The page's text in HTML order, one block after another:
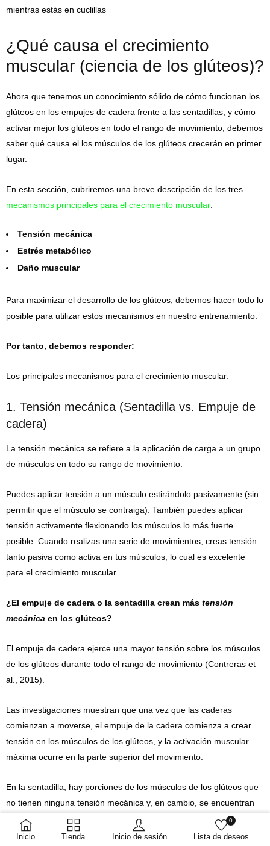
Inicio Tienda Inicio de sesión Lista de deseos
0
mientras estás en cuclillas
¿Qué causa el crecimiento
muscular (ciencia de los glúteos)?
Ahora que tenemos un conocimiento sólido de cómo funcionan los
glúteos en los empujes de cadera frente a las sentadillas, y cómo
activar mejor los glúteos en todo el rango de movimiento, debemos
saber qué causa el los músculos de los glúteos crecerán en primer
lugar.
En esta sección, cubriremos una breve descripción de los tres
mecanismos principales para el crecimiento muscular:
Tensión mecánica
Estrés metabólico
Daño muscular
Para maximizar el desarrollo de los glúteos, debemos hacer todo lo
posible para utilizar estos mecanismos en nuestro entrenamiento.
Por tanto, debemos responder:
Los principales mecanismos para el crecimiento muscular.
1. Tensión mecánica (Sentadilla vs. Empuje de
cadera)
La tensión mecánica se refiere a la aplicación de carga a un grupo
de músculos en todo su rango de movimiento.
Puedes aplicar tensión a un músculo estirándolo pasivamente (sin
permitir que el músculo se contraiga). También puedes aplicar
tensión activamente flexionando los músculos lo más fuerte
posible. Cuando realizas una serie de movimientos, creas tensión
tanto pasiva como activa en tus músculos, lo cual es excelente
para el crecimiento muscular.
¿El empuje de cadera o la sentadilla crean más tensión
mecánica en los glúteos?
El empuje de cadera ejerce una mayor tensión sobre los músculos
de los glúteos durante todo el rango de movimiento (Contreras et
al., 2015).
Las investigaciones muestran que una vez que las caderas
comienzan a moverse, el empuje de la cadera comienza a crear
tensión en los músculos de los glúteos, y la activación muscular
máxima ocurre en la parte superior del movimiento.
En la sentadilla, hay porciones de los músculos de los glúteos que
no tienen ninguna tensión mecánica y, en cambio, se encuentran
en un estado “descargado”. Los glúteos experimentan la mayor
activación muscular cerca de la mitad del levantamiento, pero la